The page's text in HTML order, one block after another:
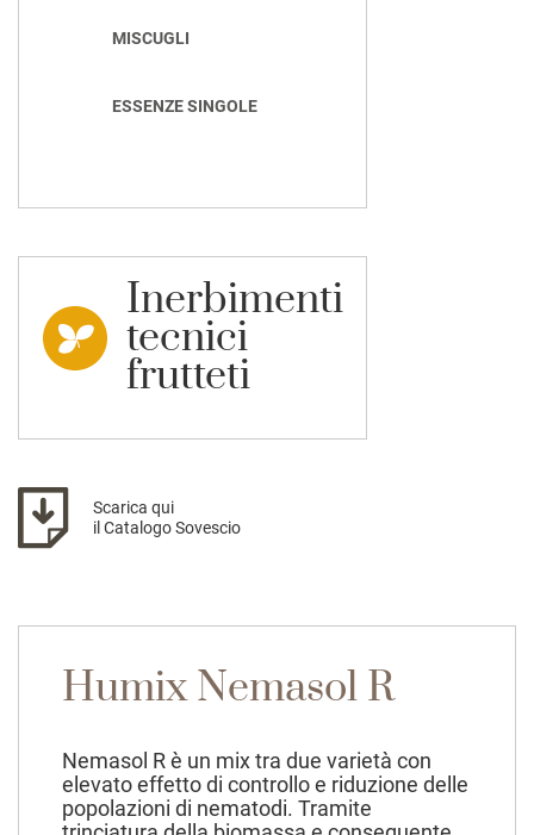
MISCUGLI
ESSENZE SINGOLE
Inerbimenti
tecnici
frutteti
Scarica qui
il Catalogo Sovescio
Humix Nemasol R
Nemasol R è un mix tra due varietà con
elevato effetto di controllo e riduzione delle
popolazioni di nematodi. Tramite